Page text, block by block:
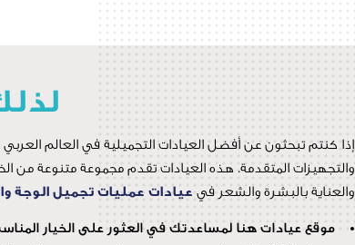
إذا كنتم تبحثون عن أفضل العيادات التجميلية في العالم
والتجهيزات المتقدمة. هذه العيادات تقدم مجموعة متنوعة من
والعناية بالبشرة والشعر في عيادات عمليات تجميل الوجة
موقع عيادات هنا لمساعدتك في العثور على الخيار